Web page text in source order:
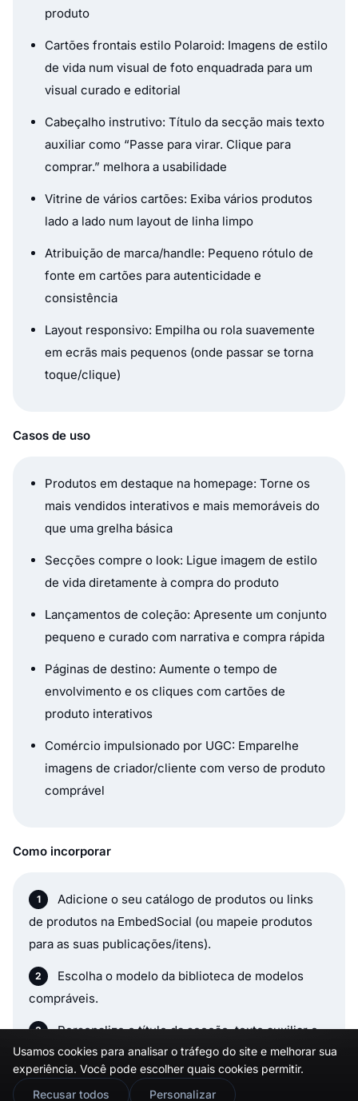
produto
Cartões frontais estilo Polaroid: Imagens de estilo
de vida num visual de foto enquadrada para um
visual curado e editorial
Cabeçalho instrutivo: Título da secção mais texto
auxiliar como “Passe para virar. Clique para
comprar.” melhora a usabilidade
Vitrine de vários cartões: Exiba vários produtos
lado a lado num layout de linha limpo
Atribuição de marca/handle: Pequeno rótulo de
fonte em cartões para autenticidade e
consistência
Layout responsivo: Empilha ou rola suavemente
em ecrãs mais pequenos (onde passar se torna
toque/clique)
Casos de uso
Produtos em destaque na homepage: Torne os
mais vendidos interativos e mais memoráveis do
que uma grelha básica
Secções compre o look: Ligue imagem de estilo
de vida diretamente à compra do produto
Lançamentos de coleção: Apresente um conjunto
pequeno e curado com narrativa e compra rápida
Páginas de destino: Aumente o tempo de
envolvimento e os cliques com cartões de
produto interativos
Comércio impulsionado por UGC: Emparelhe
imagens de criador/cliente com verso de produto
comprável
Como incorporar
Adicione o seu catálogo de produtos ou links
de produtos na EmbedSocial (ou mapeie produtos
para as suas publicações/itens).
Escolha o modelo da biblioteca de modelos
compráveis.
Personalize o título da secção, texto auxiliar e
rótulo de botão (por exemplo, Compre Agora).
Atribua detalhes do produto (nome, preço,
Usamos cookies para analisar o tráfego do site e melhorar sua
experiência. Você pode escolher quais cookies permitir.
Recusar todos
Personalizar
🇬🇧 Would you prefer this site in English?